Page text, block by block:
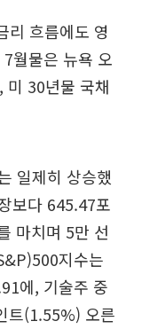
리 흐름에도 영
월물은 뉴욕 오
미 30년물 국채
일제히 상승했
보다 645.47포
마치며 5만 선
지수는
에, 기술주 중
트(1.55%) 오른